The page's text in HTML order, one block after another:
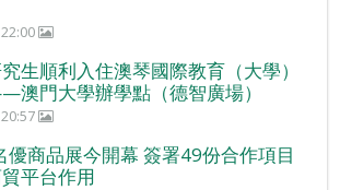
生順利入住澳琴國際教育（大學）
門大學辦學點（德智廣場）
優商品展今開幕 簽署49份合作項目
平台作用